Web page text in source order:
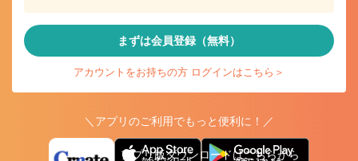
まずは会員登録（無料）
アカウントをお持ちの方 ログインはこちら＞
＼アプリのご利用でもっと便利に！／
アプリ版ダウンロードはこちらから